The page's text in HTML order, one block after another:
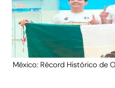
México: Récord Histórico de